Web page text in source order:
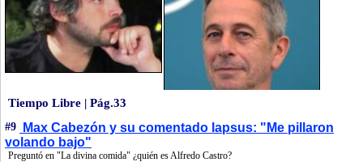
Tiempo Libre | Pág.33
#9
Max Cabezón y su comentado lapsus: "Me pillaron
volando bajo"
Preguntó en "La divina comida" ¿quién es Alfredo Castro?